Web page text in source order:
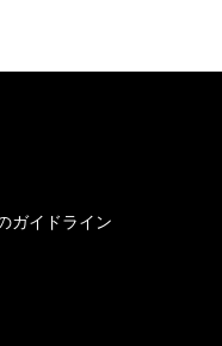
ガイドライン